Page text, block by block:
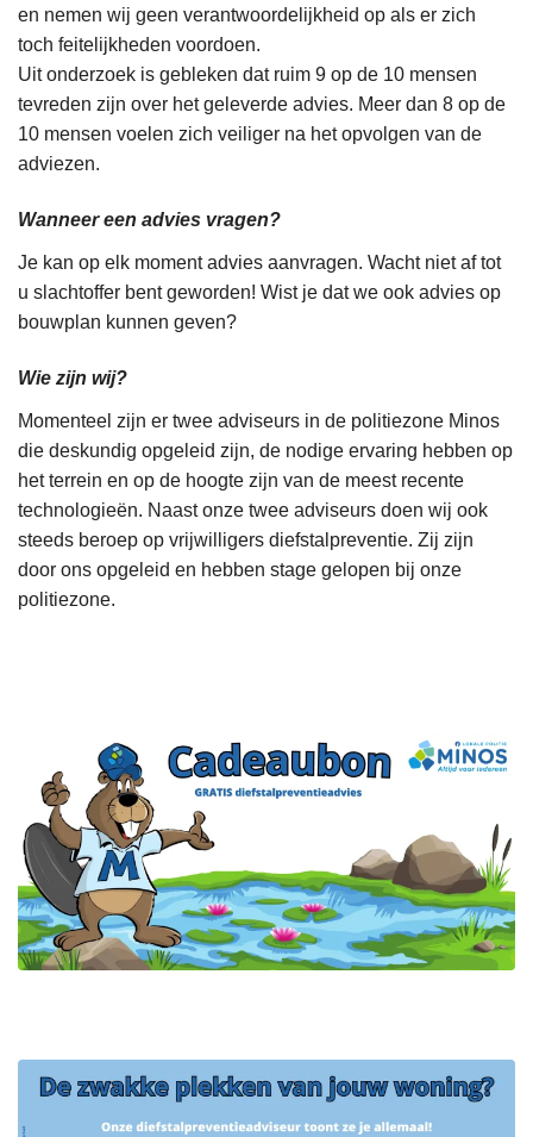
en nemen wij geen verantwoordelijkheid op als er zich
toch feitelijkheden voordoen.
Uit onderzoek is gebleken dat ruim 9 op de 10 mensen
tevreden zijn over het geleverde advies. Meer dan 8 op de
10 mensen voelen zich veiliger na het opvolgen van de
adviezen.
Wanneer een advies vragen?
Je kan op elk moment advies aanvragen. Wacht niet af tot
u slachtoffer bent geworden! Wist je dat we ook advies op
bouwplan kunnen geven?
Wie zijn wij?
Momenteel zijn er twee adviseurs in de politiezone Minos
die deskundig opgeleid zijn, de nodige ervaring hebben op
het terrein en op de hoogte zijn van de meest recente
technologieën. Naast onze twee adviseurs doen wij ook
steeds beroep op vrijwilligers diefstalpreventie. Zij zijn
door ons opgeleid en hebben stage gelopen bij onze
politiezone.